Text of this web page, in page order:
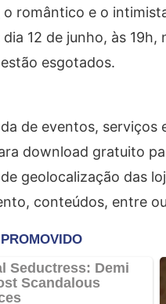
romântico e o
12 de junho, às
esgotados.
de eventos,
download gratuito
geolocalização das
conteúdos, entre